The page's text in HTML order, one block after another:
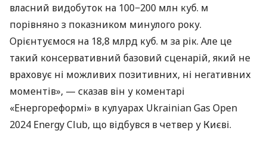
власний видобуток на 100−200 млн куб. м
порівняно з показником минулого року.
Орієнтуємося на 18,8 млрд куб. м за рік. Але це
такий консервативний базовий сценарій, який не
враховує ні можливих позитивних, ні негативних
моментів», — сказав він у коментарі
«Енергореформі» в кулуарах Ukrainian Gas Open
2024 Energy Club, що відбувся в четвер у Києві.